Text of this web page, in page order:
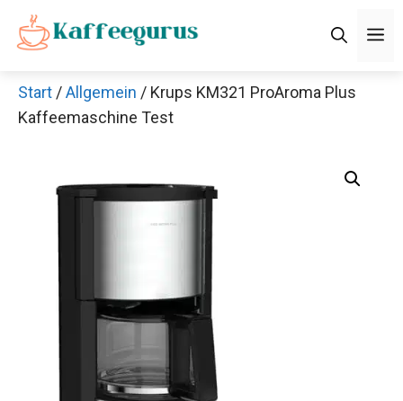
Zum
Inhalt
Start /Allgemein / Krups KM321 ProAroma Plus
Kaffeemaschine Test